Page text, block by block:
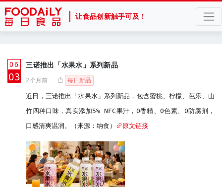
让食品创新触手可及！
06
月
03
三诺推出「水果水」系列新品
2个月前 每日新品
近日，三诺推出「水果水」系列新品，包含蜜桃、柠檬、芭乐、山
竹四种口味，真实添加5% NFC果汁，0香精、0色素、0防腐剂，
口感清爽温润。（来源：纳食）
原文链接